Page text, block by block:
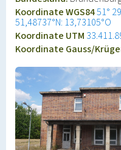
Koordinate WGS8451°
51,48737°N: 13,73105°O
Koordinate UTM
Koordinate Gauss/